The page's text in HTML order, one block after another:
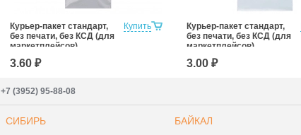
Купить
Курьер-пакет стандарт,
без печати, без КСД (для
маркетплейсов)
120x400+45к/5
3.60 ₽
Курьер-пакет стандарт,
без печати, без КСД (для
маркетплейсов)
150x220+30к/5
3.00 ₽
+7 (3952) 95-88-08
СИБИРЬ БАЙКАЛ